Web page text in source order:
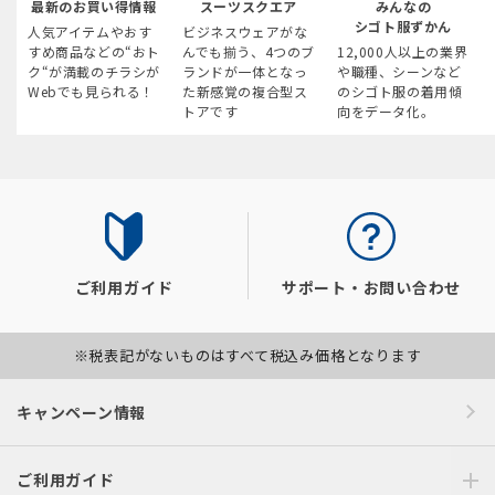
最新のお買い得情報
人気アイテムやおす
すめ商品などの“おト
ク“が満載のチラシが
Webでも見られる！
スーツスクエア
ビジネスウェアがな
んでも揃う、4つのブ
ランドが一体となっ
た新感覚の複合型ス
トアです
みんなの
シゴト服ずかん
12,000人以上の業界
や職種、シーンなど
のシゴト服の着用傾
向をデータ化。
ご利用ガイド サポート・お問い合わせ
※税表記がないものはすべて税込み価格となります
キャンペーン情報
ご利用ガイド